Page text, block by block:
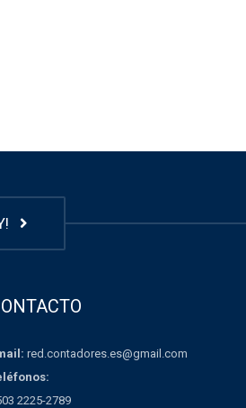
red.contadores.es@gmail.com
2225-2789